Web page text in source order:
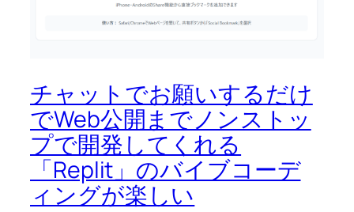
チャットでお願いするだけ
でWeb公開までノンストッ
プで開発してくれる
「Replit」のバイブコーデ
ィングが楽しい